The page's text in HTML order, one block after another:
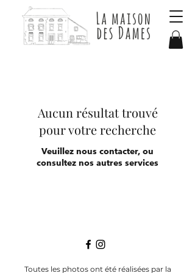
Aucun résultat trouvé
pour votre recherche
Veuillez nous contacter, ou
consultez nos autres services
Toutes les photos ont été réalisées par la